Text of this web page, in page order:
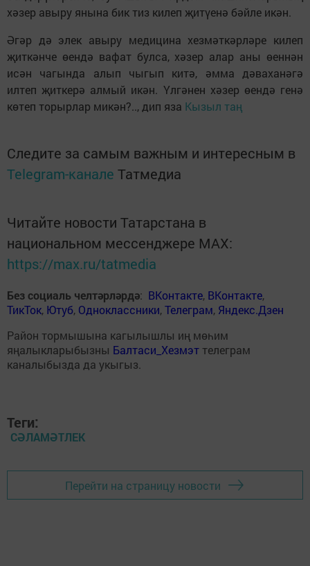
хәзер авыру янына бик тиз килеп җитүенә бәйле икән.
Әгәр дә элек авыру медицина хезмәткәрләре килеп
җиткәнче өендә вафат булса, хәзер алар аны өеннән
исән чагында алып чыгып китә, әмма дәваханәгә
илтеп җиткерә алмый икән. Үлгәнен хәзер өендә генә
көтеп торырлар микән?.., дип яза Кызыл таң
Следите за самым важным и интересным в
Telegram-канале Татмедиа
Читайте новости Татарстана в
национальном мессенджере MАХ:
https://max.ru/tatmedia
Без социаль челтәрләрдә: ВКонтакте, ВКонтакте,
ТикТок, Ютуб, Одноклассники,Телеграм, Яндекс.Дзен
Район тормышына кагылышлы иң мөһим
яңалыкларыбызны Балтаси_Хезмэт телеграм
каналыбызда да укыгыз.
Теги:
СӘЛАМӘТЛЕК
Перейти на страницу новости